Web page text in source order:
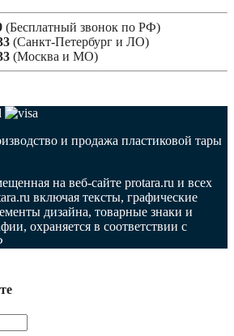
(Бесплатный звонок по РФ)
(Санкт-Петербург и ЛО)
(Москва и МО)
и продажа пластиковой тары
на веб-сайте protara.ru и всех
включая тексты, графические
дизайна, товарные знаки и
охраняется в соответствии с